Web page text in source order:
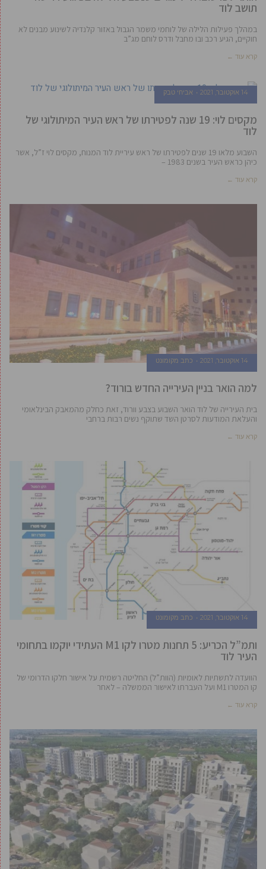
תושב לוד
במהלך פעילות הלילה של לוחמי משמר הגבול באזור קלנדיה לשינוע מבנים לא
חוקיים, הגיע רכב ובו מחבל ודרס לוחם מג”ב
קרא עוד ←
14 אוקטובר, 2021 אביחי טבק
מקסים לוי: 19 שנה לפטירתו של ראש העיר המיתולוגי של
לוד
השבוע מלאו 19 שנים לפטירתו של ראש עיריית לוד המנוח, מקסים לוי ז”ל, אשר
כיהן כראש העיר בשנים 1983 –
קרא עוד ←
14 אוקטובר, 2021 כתב מקומונט
למה הואר בניין העירייה החדש בורוד?
בית העירייה של לוד הואר השבוע בצבע וורוד, זאת כחלק מהמאבק הבינלאומי
והעלאת המודעות לסרטן השד שתוקף נשים רבות ברחבי
קרא עוד ←
14 אוקטובר, 2021 כתב מקומונט
ותמ”ל הכריע: 5 תחנות מטרו לקו M1 העתידי יוקמו בתחומי
העיר לוד
הוועדה לתשתיות לאומיות (הוות”ל) החליטה רשמית על אישור חלקו הדרומי של
קו המטרו M1 ועל העברתו לאישור הממשלה – לאחר
קרא עוד ←